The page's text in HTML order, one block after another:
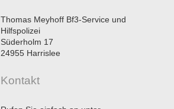
Thomas Meyhoff Bf3-Service und
Hilfspolizei
Süderholm 17
24955 Harrislee
Kontakt